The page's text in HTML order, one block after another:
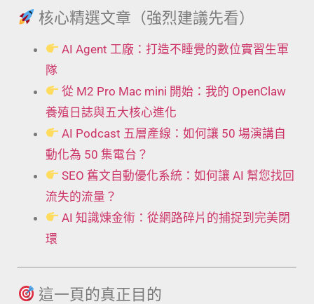
核心精選文章（強烈建議先看）
AI Agent 工廠：打造不睡覺的數位實習生軍
隊
從 M2 Pro Mac mini 開始：我的 OpenClaw
養殖日誌與五大核心進化
AI Podcast 五層產線：如何讓 50 場演講自
動化為 50 集電台？
SEO 舊文自動優化系統：如何讓 AI 幫您找回
流失的流量？
AI 知識煉金術：從網路碎片的捕捉到完美閉
環
這一頁的真正目的